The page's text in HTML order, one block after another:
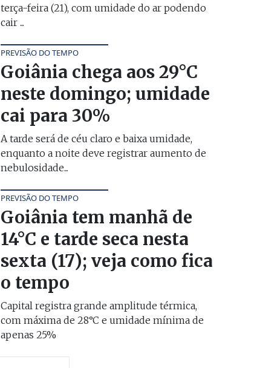
terça-feira (21), com umidade do ar podendo
cair ...
PREVISÃO DO TEMPO
Goiânia chega aos 29°C
neste domingo; umidade
cai para 30%
A tarde será de céu claro e baixa umidade,
enquanto a noite deve registrar aumento de
nebulosidade...
PREVISÃO DO TEMPO
Goiânia tem manhã de
14°C e tarde seca nesta
sexta (17); veja como fica
o tempo
Capital registra grande amplitude térmica,
com máxima de 28°C e umidade mínima de
apenas 25%